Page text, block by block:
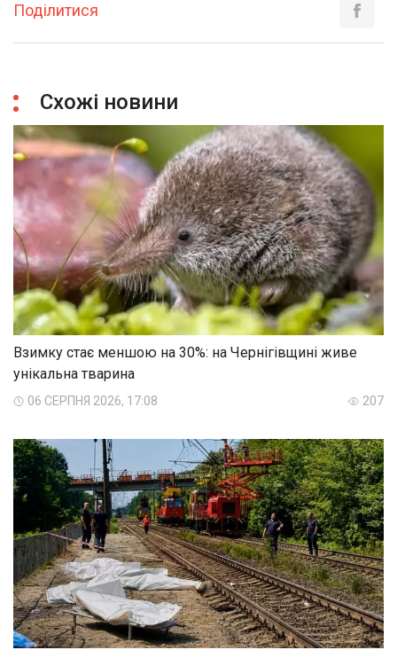
Поділитися
Схожі новини
Взимку стає меншою на 30%: на Чернігівщині живе
унікальна тварина
06 СЕРПНЯ 2026, 17:08 207